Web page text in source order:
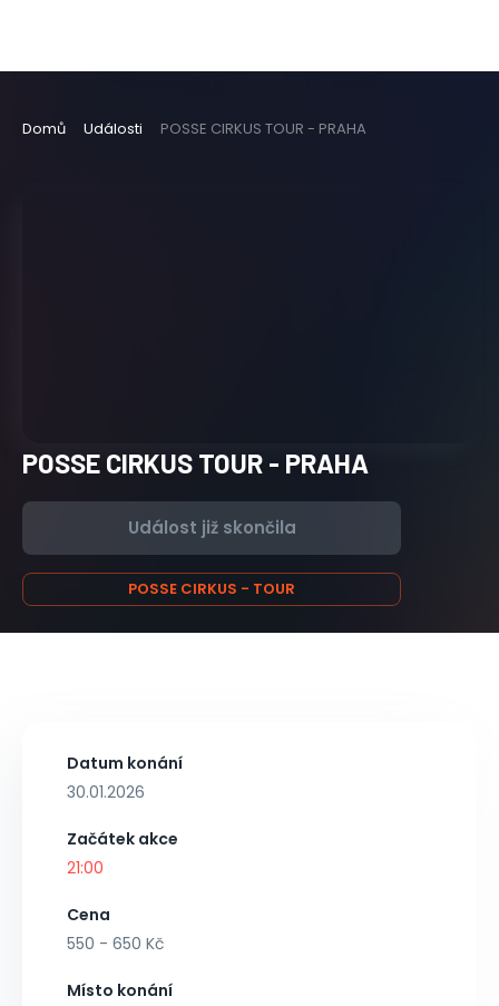
Domů Události POSSE CIRKUS TOUR - PRAHA
POSSE CIRKUS TOUR - PRAHA
Událost již skončila
POSSE CIRKUS - TOUR
Datum konání
30.01.2026
Začátek akce
21:00
Cena
550 - 650 Kč
Místo konání